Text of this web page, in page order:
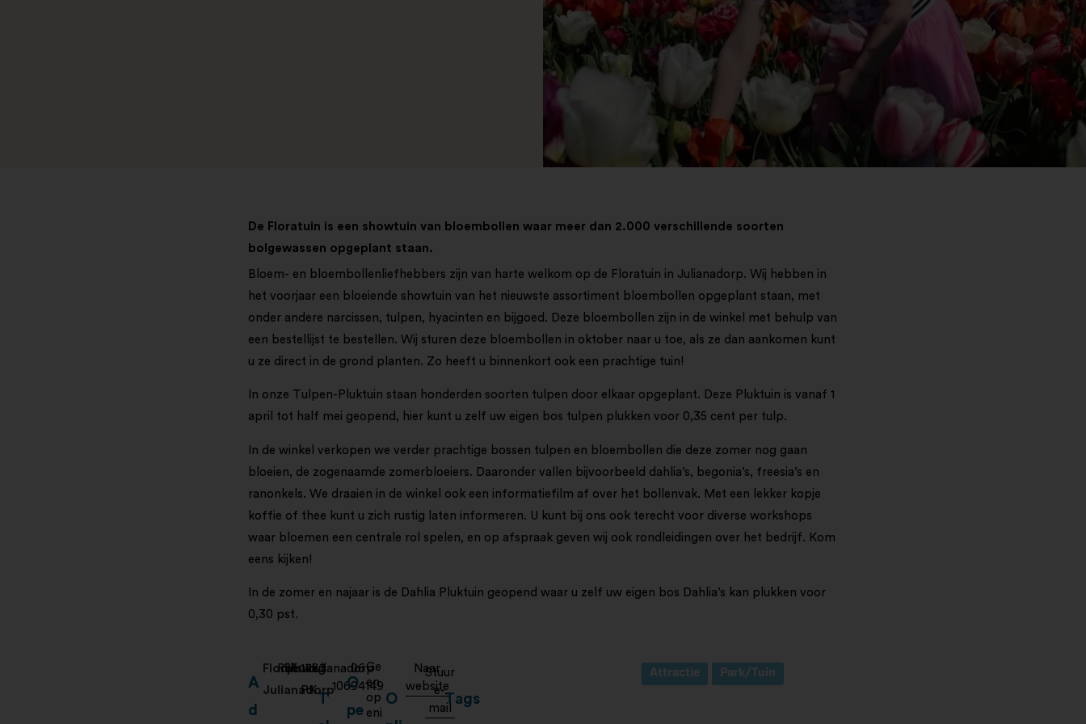
De Floratuin is een showtuin van bloembollen waar meer dan 2.000 verschillende soorten
bolgewassen opgeplant staan.
Bloem- en bloembollenliefhebbers zijn van harte welkom op de Floratuin in Julianadorp. Wij hebben in
het voorjaar een bloeiende showtuin van het nieuwste assortiment bloembollen opgeplant staan, met
onder andere narcissen, tulpen, hyacinten en bijgoed. Deze bloembollen zijn in de winkel met behulp van
een bestellijst te bestellen. Wij sturen deze bloembollen in oktober naar u toe, als ze dan aankomen kunt
u ze direct in de grond planten. Zo heeft u binnenkort ook een prachtige tuin!
In onze Tulpen-Pluktuin staan honderden soorten tulpen door elkaar opgeplant. Deze Pluktuin is vanaf 1
april tot half mei geopend, hier kunt u zelf uw eigen bos tulpen plukken voor 0,35 cent per tulp.
In de winkel verkopen we verder prachtige bossen tulpen en bloembollen die deze zomer nog gaan
bloeien, de zogenaamde zomerbloeiers. Daaronder vallen bijvoorbeeld dahlia’s, begonia’s, freesia’s en
ranonkels. We draaien in de winkel ook een informatiefilm af over het bollenvak. Met een lekker kopje
koffie of thee kunt u zich rustig laten informeren. U kunt bij ons ook terecht voor diverse workshops
waar bloemen een centrale rol spelen, en op afspraak geven wij ook rondleidingen over het bedrijf. Kom
eens kijken!
In de zomer en najaar is de Dahlia Pluktuin geopend waar u zelf uw eigen bos Dahlia’s kan plukken voor
0,30 pst.
A
d
Floratuin
Julianadorp
Rijksweg
85 1787
PK
Julianadorp
T
06
10694149
O
pe
Ge
en
op
eni
O
Naar
website
Stuur
e-
mail
Tags
Attractie Park/Tuin